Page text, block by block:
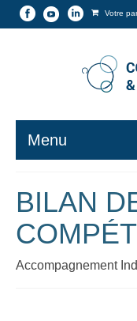
Votre
Menu
Boutique en
V.A.E – Bilan
BILAN
Accompagnement